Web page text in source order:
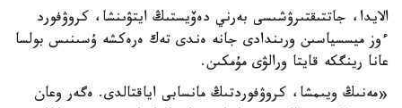
الايدا، جاتتىقتىرۋشىسى بەرني دەۆيستىڭ ايتۋىنشا، كروۋفورد
ءوز ميسسياسىن ورىندادى جانە ەندى تەك ەرەكشە ۇسىنىس بولسا
عانا رينگكە قايتا ورالۋى مۇمكىن.
«مەنىڭ ويىمشا، كروۋفوردتىڭ مانسابى اياقتالدى. ەگەر وعان